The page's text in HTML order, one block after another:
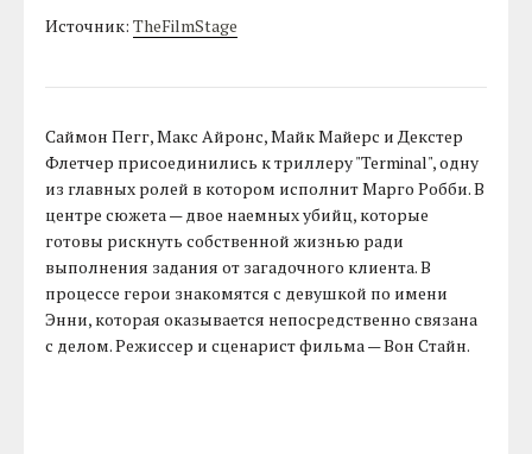
Источник:TheFilmStage
Саймон Пегг, Макс Айронс, Майк Майерс и Декстер
Флетчер присоединились к триллеру "Terminal", одну
из главных ролей в котором исполнит Марго Робби. В
центре сюжета — двое наемных убийц, которые
готовы рискнуть собственной жизнью ради
выполнения задания от загадочного клиента. В
процессе герои знакомятся с девушкой по имени
Энни, которая оказывается непосредственно связана
с делом. Режиссер и сценарист фильма — Вон Стайн.